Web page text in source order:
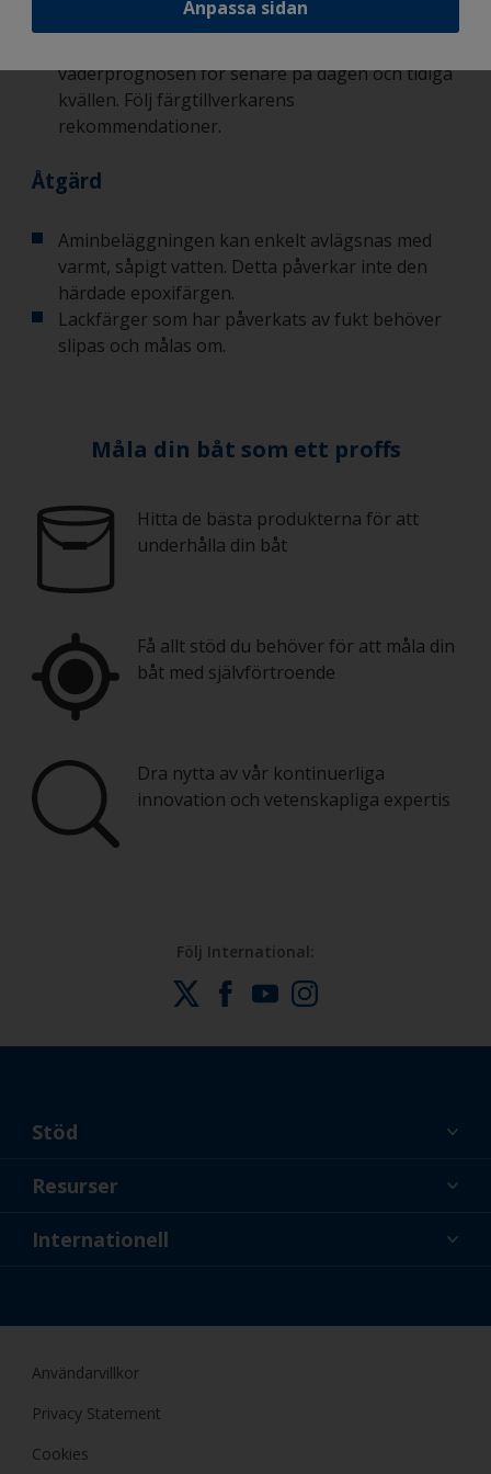
ytan vilket i sin tur påverkar glansen.
väderprognosen för senare på dagen och tidiga
kvällen. Följ färgtillverkarens
rekommendationer.
Åtgärd
Aminbeläggningen kan enkelt avlägsnas med
varmt, såpigt vatten. Detta påverkar inte den
härdade epoxifärgen.
Lackfärger som har påverkats av fukt behöver
slipas och målas om.
Anpassa sidan
Måla din båt som ett proffs
Hitta de bästa produkterna för att
underhålla din båt
Få allt stöd du behöver för att måla din
båt med självförtroende
Dra nytta av vår kontinuerliga
innovation och vetenskapliga expertis
Följ International:
Stöd
Om oss
Resurser
Nyheter
Internationell
Användarvillkor
Privacy Statement
Cookies